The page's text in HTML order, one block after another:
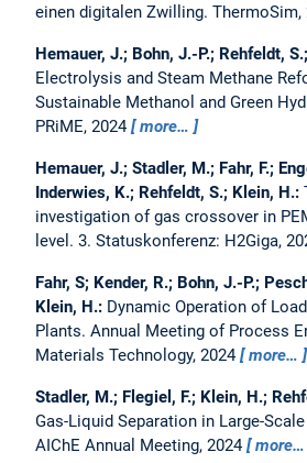
einen digitalen Zwilling. ThermoSim,
Hemauer, J.; Bohn, J.-P.; Rehfeldt,
Electrolysis and Steam Methane
Sustainable Methanol and Green
PRiME, 2024
more…
Hemauer, J.; Stadler, M.; Fahr, F.;
Inderwies, K.; Rehfeldt, S.; Klein, H.:
investigation of gas crossover in
level. 3. Statuskonferenz: H2Giga,
Fahr, S; Kender, R.; Bohn, J.-P.;
Klein, H.: Dynamic Operation of
Plants. Annual Meeting of Process
Materials Technology, 2024
more…
Stadler, M.; Flegiel, F.; Klein, H.;
Gas-Liquid Separation in Large-
AIChE Annual Meeting, 2024
more…